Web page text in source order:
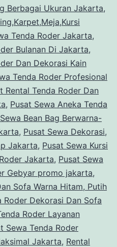
Berbagai Ukuran Jakarta,
Tenda Roder Jakarta,
Bulanan Di Jakarta,
Dan Dekorasi Kain
Tenda Roder Profesional
Rental Tenda Roder Dan
, Pusat Sewa Aneka Tenda
Bean Bag Berwarna-
, Pusat Sewa Dekorasi,
Jakarta, Pusat Sewa Kursi
Jakarta, Pusat Sewa
Gebyar promo jakarta,
Sofa Warna Hitam, Putih
Roder Dekorasi Dan Sofa
Roder Layanan
Sewa Tenda Roder
Jakarta, Rental